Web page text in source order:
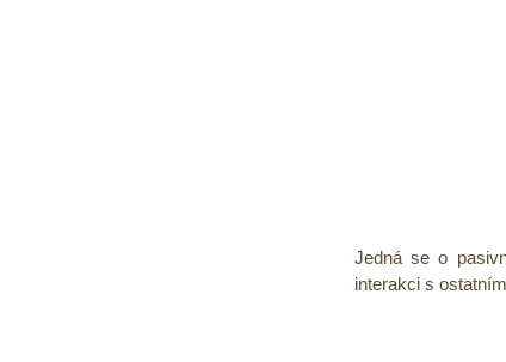
Jedná se o
interakci s